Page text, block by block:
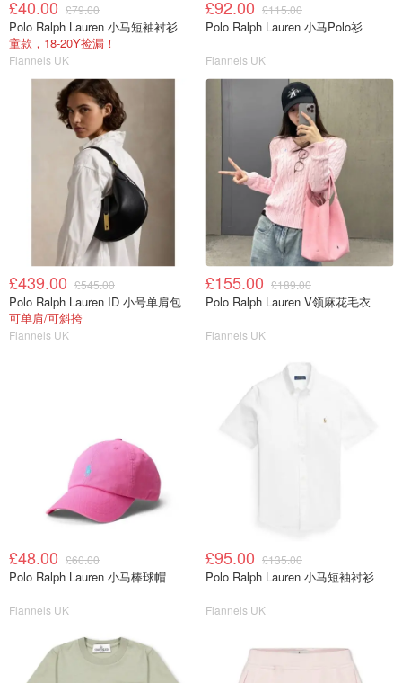
£40.00 £79.00
Polo Ralph Lauren 小马短袖衬衫
童款，18-20Y捡漏！
Flannels UK
£92.00 £115.00
Polo Ralph Lauren 小马Polo衫
Flannels UK
£439.00 £545.00
Polo Ralph Lauren ID 小号单肩包
可单肩/可斜挎
Flannels UK
£155.00 £189.00
Polo Ralph Lauren V领麻花毛衣
Flannels UK
£48.00 £60.00
Polo Ralph Lauren 小马棒球帽
Flannels UK
£95.00 £135.00
Polo Ralph Lauren 小马短袖衬衫
Flannels UK